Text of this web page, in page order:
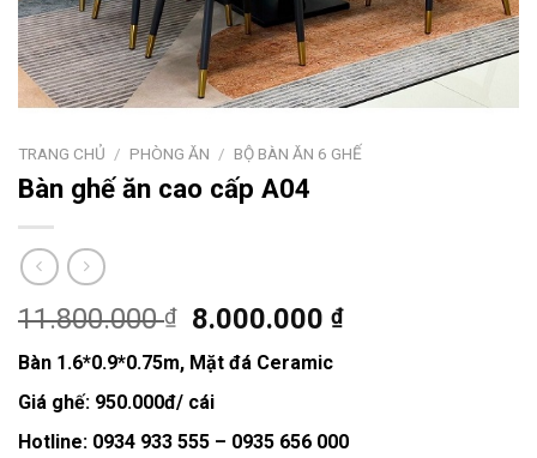
TRANG CHỦ / PHÒNG ĂN / BỘ BÀN ĂN 6 GHẾ
Bàn ghế ăn cao cấp A04
11.800.000₫
Giá
gốc
là:
11.800.000 ₫.
8.000.000₫Giá
8.000.000 ₫.
Bàn 1.6*0.9*0.75m, Mặt đá Ceramic
Giá ghế: 950.000đ/ cái
Hotline: 0934 933 555 – 0935 656 000